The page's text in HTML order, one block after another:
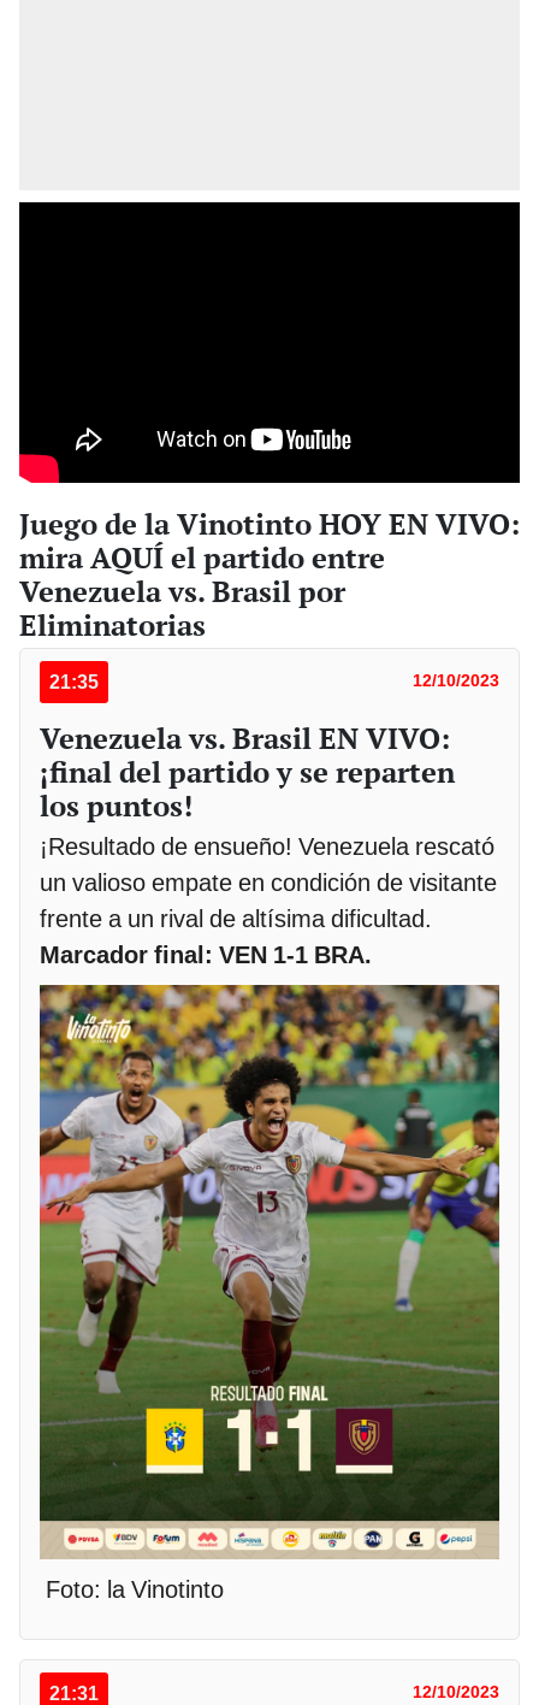
Juego de la Vinotinto HOY EN VIVO:
mira AQUÍ el partido entre
Venezuela vs. Brasil por
Eliminatorias
21:35 12/10/2023
Venezuela vs. Brasil EN VIVO:
¡final del partido y se reparten
los puntos!
¡Resultado de ensueño! Venezuela rescató
un valioso empate en condición de visitante
frente a un rival de altísima dificultad.
Marcador final: VEN 1-1 BRA.
Foto: la Vinotinto
21:31 12/10/2023